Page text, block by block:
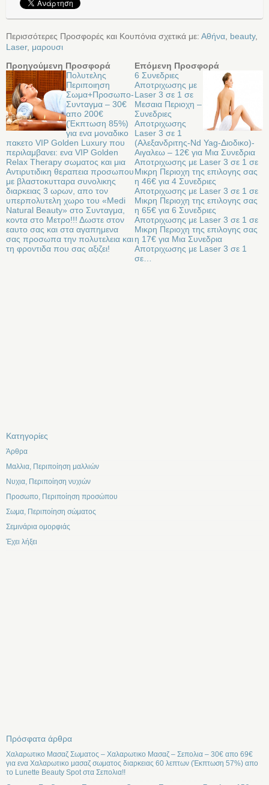
Περισσότερες Προσφορές και Κουπόνια σχετικά με: Αθήνα beauty,
Laser, μαρουσι
Προηγούμενη Προσφορά
Πολυτελης
Περιποιηση
Σωμα+Προσωπο-
Συνταγμα – 30€
απο 200€
(Έκπτωση 85%)
για ενα μοναδικο
πακετο VIP Golden Luxury που
περιλαμβανει: ενα VIP Golden
Relax Therapy σωματος και μια
Αντιρυτιδικη θεραπεια προσωπου
με βλαστοκυτταρα συνολικης
διαρκειας 3 ωρων, απο τον
υπερπολυτελη χωρο του «Medi
Natural Beauty» στο Συνταγμα,
κοντα στο Μετρο!!! Δωστε στον
εαυτο σας και στα αγαπημενα
σας προσωπα την πολυτελεια και
τη φροντιδα που σας αξιζει!
Επόμενη Προσφορά
6 Συνεδριες
Αποτριχωσης με
Laser 3 σε 1 σε
Μεσαια Περιοχη –
Συνεδριες
Αποτριχωσης
Laser 3 σε 1
(Αλεξανδριτης-Nd Yag-Διοδικο)-
Αιγαλεω – 12€ για Μια Συνεδρια
Αποτριχωσης με Laser 3 σε 1 σε
Μικρη Περιοχη της επιλογης σας
η 46€ για 4 Συνεδριες
Αποτριχωσης με Laser 3 σε 1 σε
Μικρη Περιοχη της επιλογης σας
η 65€ για 6 Συνεδριες
Αποτριχωσης με Laser 3 σε 1 σε
Μικρη Περιοχη της επιλογης σας
η 17€ για Μια Συνεδρια
Αποτριχωσης με Laser 3 σε 1
σε…
Kατηγορίες
Άρθρα
Μαλλια, Περιποίηση μαλλιών
Νυχια, Περιποίηση νυχιών
Προσωπο, Περιποίηση προσώπου
Σωμα, Περιποίηση σώματος
Σεμινάρια ομορφιάς
Έχει λήξει
Πρόσφατα άρθρα
Χαλαρωτικο Μασαζ Σωματος – Χαλαρωτικο Μασαζ – Σεπολια – 30€ απο 69€
για ενα Χαλαρωτικο μασαζ σωματος διαρκειας 60 λεπτων (Έκπτωση 57%) απο
το Lunette Beauty Spot στα Σεπολια!!